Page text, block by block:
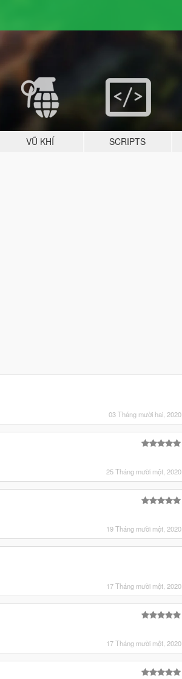
VŨ KHÍ SCRIPTS
03 Tháng mười hai, 2020
25 Tháng mười một, 2020
19 Tháng mười một, 2020
17 Tháng mười một, 2020
17 Tháng mười một, 2020